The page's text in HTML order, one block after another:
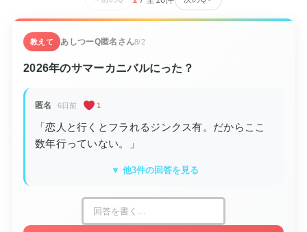
教えて あしつーQ匿名さん8/2
2026年のサマーカニバルにった？
匿名 6日前 1
「恋人と行くとフラれるジンクス有。だからここ
数年行っていない。」
▼ 他3件の回答を見る